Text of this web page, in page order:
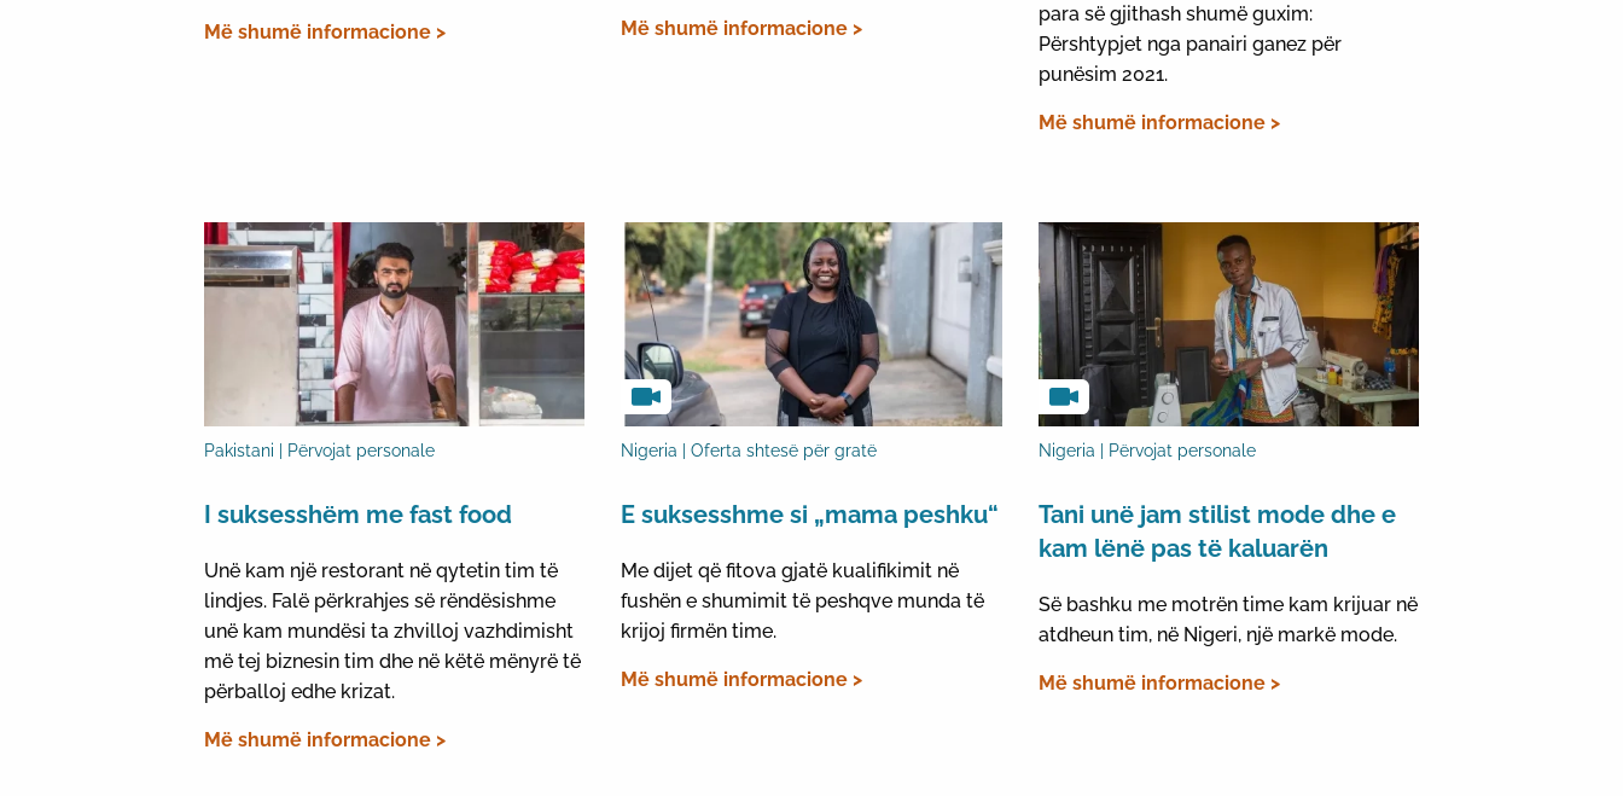
Më shumë informacione > Më shumë informacione >
para së gjithash shumë guxim:
Përshtypjet nga panairi ganez për
punësim 2021.
Më shumë informacione >
Pakistani | Përvojat personale
I suksesshëm me fast food
Unë kam një restorant në qytetin tim të
lindjes. Falë përkrahjes së rëndësishme
unë kam mundësi ta zhvilloj vazhdimisht
më tej biznesin tim dhe në këtë mënyrë të
përballoj edhe krizat.
Më shumë informacione >
Nigeria | Oferta shtesë për gratë
E suksesshme si „mama peshku“
Me dijet që fitova gjatë kualifikimit në
fushën e shumimit të peshqve munda të
krijoj firmën time.
Më shumë informacione >
Nigeria | Përvojat personale
Tani unë jam stilist mode dhe e
kam lënë pas të kaluarën
Së bashku me motrën time kam krijuar në
atdheun tim, në Nigeri, një markë mode.
Më shumë informacione >